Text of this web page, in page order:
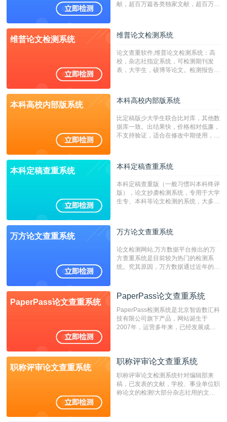
献，超百万篇各类独家文献，超百万港
校用来检测硕博论文的系统，检测范围
广，数据来源真实，检测算法合理!本
字符数30万）
维普论文检测系统 维普论文检测系统
论文查重软件,维普论文检测系统：高
校，杂志社指定系统，可检测期刊发
表，大学生，硕博等论文。检测报告支
本科高校内部版系统 本科高校内部版系统
比定稿版少大学生联合比对库，其他数
据库一致。出结果快，价格相对低廉，
不支持验证，适合在修改中期使用，定
本科定稿查重系统 本科定稿查重系统
本科定稿查重版（一般习惯叫本科终评
版），论文抄袭检测系统，专用于大学
生专、本科等论文检测的系统，大多数
万方论文查重系统 万方论文查重系统
论文检测网站,万方数据平台推出的万
方查重系统是目前较为热门的检测系
统。究其原因，万方数据通过近年的发
检测系统，其真实性和权威性无可厚
非。其次，相对于知网而言，万方检测
费用少，上手容易，是学生初次论文查
重的推荐系统。
PaperPass论文查重系统
PaperPass论文查重系统
PaperPass检测系统是北京智齿数汇科
技有限公司旗下产品，网站诞生于
2007年，运营多年来，已经发展成为
检测速度快、精度高，市场反映良好。
职称评审论文查重系统
职称评审论文查重系统
职称评审论文检测系统针对编辑部来
稿，已发表的文献，学校、事业单位职
称论文的检测!大部分杂志社用的文献